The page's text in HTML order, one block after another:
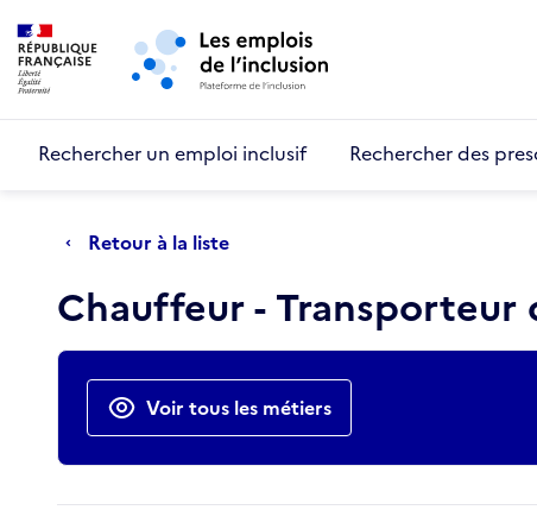
Aller au menu principal
Rechercher un emploi inclusif Rechercher des
Retour à la liste
Chauffeur - Transporteur
Actions rapides
Voir tous les métiers